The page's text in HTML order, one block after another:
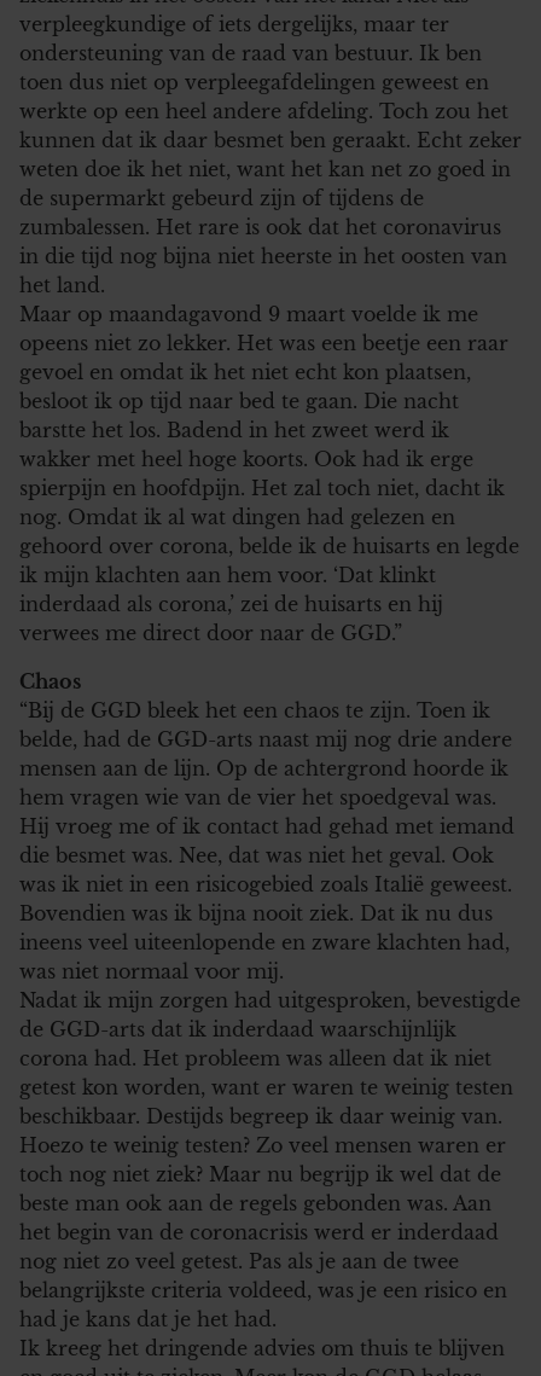
verpleegkundige of iets dergelijks, maar ter
ondersteuning van de raad van bestuur. Ik ben
toen dus niet op verpleegafdelingen geweest en
werkte op een heel andere afdeling. Toch zou het
kunnen dat ik daar besmet ben geraakt. Echt zeker
weten doe ik het niet, want het kan net zo goed in
de supermarkt gebeurd zijn of tijdens de
zumbalessen. Het rare is ook dat het coronavirus
in die tijd nog bijna niet heerste in het oosten van
het land.
Maar op maandagavond 9 maart voelde ik me
opeens niet zo lekker. Het was een beetje een raar
gevoel en omdat ik het niet echt kon plaatsen,
besloot ik op tijd naar bed te gaan. Die nacht
barstte het los. Badend in het zweet werd ik
wakker met heel hoge koorts. Ook had ik erge
spierpijn en hoofdpijn. Het zal toch niet, dacht ik
nog. Omdat ik al wat dingen had gelezen en
gehoord over corona, belde ik de huisarts en legde
ik mijn klachten aan hem voor. ‘Dat klinkt
inderdaad als corona,’ zei de huisarts en hij
verwees me direct door naar de GGD.”
Chaos
“Bij de GGD bleek het een chaos te zijn. Toen ik
belde, had de GGD-arts naast mij nog drie andere
mensen aan de lijn. Op de achtergrond hoorde ik
hem vragen wie van de vier het spoedgeval was.
Hij vroeg me of ik contact had gehad met iemand
die besmet was. Nee, dat was niet het geval. Ook
was ik niet in een risicogebied zoals Italië geweest.
Bovendien was ik bijna nooit ziek. Dat ik nu dus
ineens veel uiteenlopende en zware klachten had,
was niet normaal voor mij.
Nadat ik mijn zorgen had uitgesproken, bevestigde
de GGD-arts dat ik inderdaad waarschijnlijk
corona had. Het probleem was alleen dat ik niet
getest kon worden, want er waren te weinig testen
beschikbaar. Destijds begreep ik daar weinig van.
Hoezo te weinig testen? Zo veel mensen waren er
toch nog niet ziek? Maar nu begrijp ik wel dat de
beste man ook aan de regels gebonden was. Aan
het begin van de coronacrisis werd er inderdaad
nog niet zo veel getest. Pas als je aan de twee
belangrijkste criteria voldeed, was je een risico en
had je kans dat je het had.
Ik kreeg het dringende advies om thuis te blijven